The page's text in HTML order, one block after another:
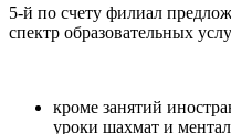
5-й по счету филиал
спектр образовательных
кроме занятий
уроки шахмат и